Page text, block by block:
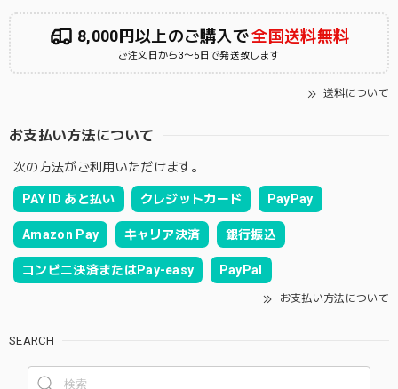
8,000円以上のご購入で全国送料無料
ご注文日から3〜5日で発送致します
送料について
お支払い方法について
次の方法がご利用いただけます。
PAY ID あと払い クレジットカード PayPay
Amazon Pay キャリア決済 銀行振込
コンビニ決済またはPay-easy PayPal
お支払い方法について
SEARCH